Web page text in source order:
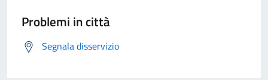
Problemi in città
Segnala disservizio